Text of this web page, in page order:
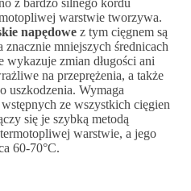
warstwie tworzywa.
napędowe z tym cięgnem są
mniejszych średnicach
wykazuje zmian długości ani
na przeprężenia, a także
uszkodzenia. Wymaga
ze wszystkich cięgien
się je szybką metodą
warstwie, a jego
60-70°C.